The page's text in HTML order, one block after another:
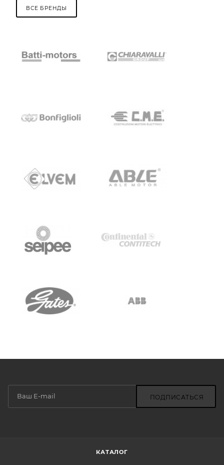
ВСЕ БРЕНДЫ
ПОДПИСАТЬСЯ
КАТАЛОГ